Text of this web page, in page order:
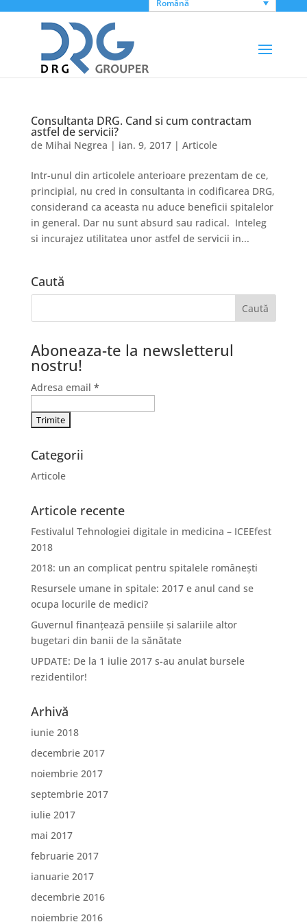
Română
Consultanta DRG. Cand si cum contractam
astfel de servicii?
de Mihai Negrea | ian. 9, 2017| Articole
Intr-unul din articolele anterioare prezentam de ce,
principial, nu cred in consultanta in codificarea DRG,
considerand ca aceasta nu aduce beneficii spitalelor
in general. Dar nu sunt absurd sau radical. Inteleg
si incurajez utilitatea unor astfel de servicii in...
Caută
Aboneaza-te la newsletterul
nostru!
Adresa email *
Categorii
Articole
Articole recente
Festivalul Tehnologiei digitale in medicina – ICEEfest
2018
2018: un an complicat pentru spitalele românești
Resursele umane in spitale: 2017 e anul cand se
ocupa locurile de medici?
Guvernul finanțează pensiile și salariile altor
bugetari din banii de la sănătate
UPDATE: De la 1 iulie 2017 s-au anulat bursele
rezidentilor!
Arhivă
iunie 2018
decembrie 2017
noiembrie 2017
septembrie 2017
iulie 2017
mai 2017
februarie 2017
ianuarie 2017
decembrie 2016
noiembrie 2016